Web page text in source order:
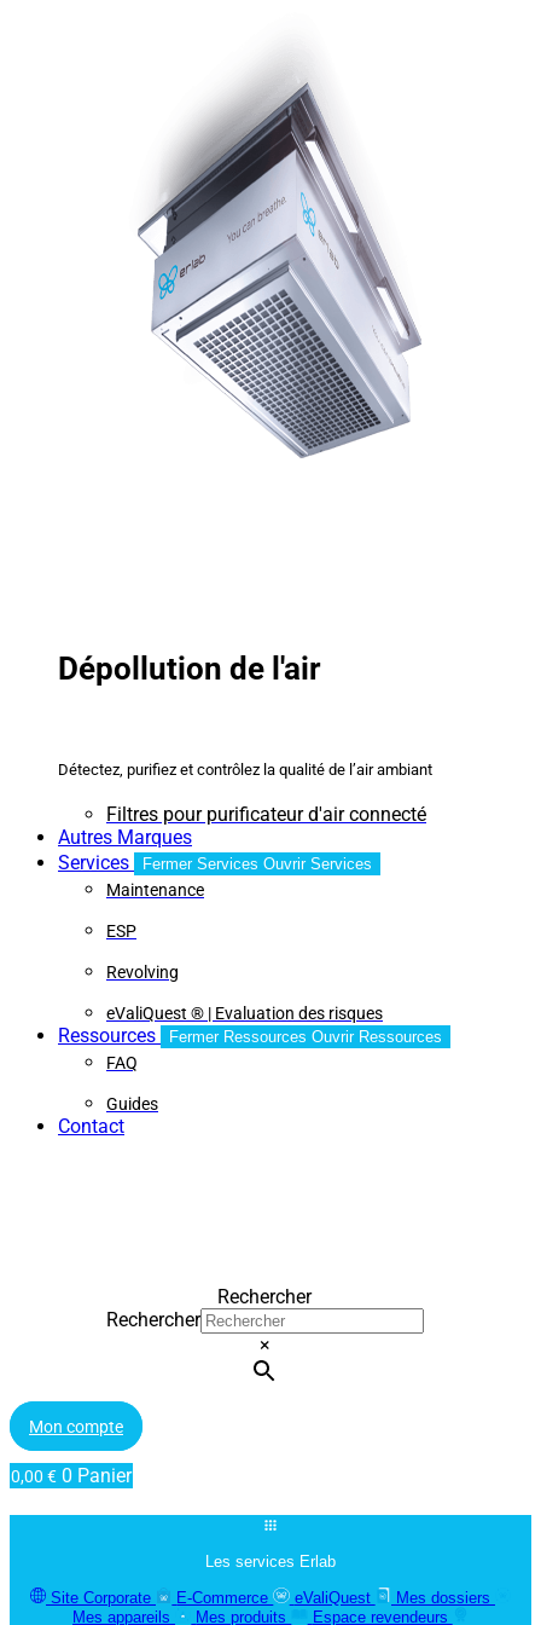
Dépollution de l'air
Détectez, purifiez et contrôlez la qualité de l’air ambiant
Filtres pour purificateur d'air connecté
Autres Marques
Services
Fermer Services Ouvrir Services
Maintenance
ESP
Revolving
eValiQuest ® | Evaluation des risques
Ressources Fermer Ressources Ouvrir Ressources
FAQ
Guides
Contact
Rechercher
Rechercher
×
Mon compte
0,00 € 0 Panier
Les services Erlab
Site Corporate
E-Commerce eValiQuest
Mes dossiers
Mes appareils
Mes produits
Espace revendeurs